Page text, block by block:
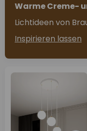
Warme Creme-
Lichtideen von
Inspirieren lassen